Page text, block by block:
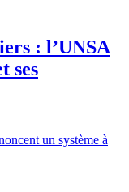
: l’UNSA
ses